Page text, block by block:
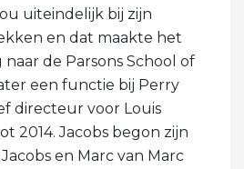
uiteindelijk bij zijn
en dat maakte het
naar de Parsons School of
een functie bij Perry
directeur voor Louis
2014. Jacobs begon zijn
en Marc van Marc